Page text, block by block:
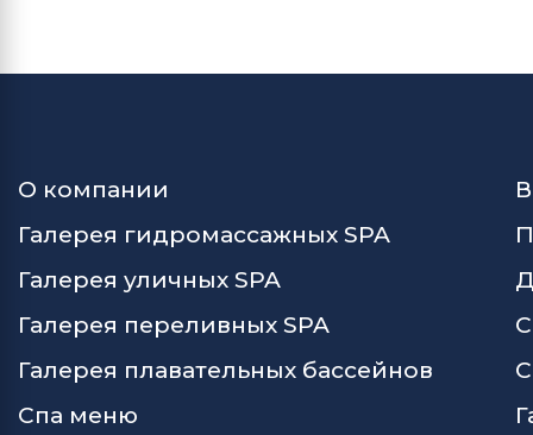
О компании
Галерея гидромассажных SPA
Галерея уличных SPA
Галерея переливных SPA
Галерея плавательных бассейнов
Спа меню